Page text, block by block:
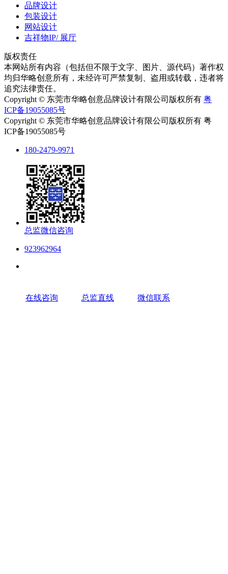
品牌设计
包装设计
网站设计
吉祥物IP/ 展厅
版权责任
本网站所有内容（包括但不限于文字、图片、源代码）著作权
均归华略创意所有，未经许可严禁复制、盗用或转载，违者将
追究法律责任。
Copyright © 东莞市华略创意品牌设计有限公司版权所有 粤
ICP备19055085号
Copyright © 东莞市华略创意品牌设计有限公司版权所有 粤
ICP备19055085号
180-2479-9971
总监微信咨询
923962964
在线咨询 总监直线 微信联系